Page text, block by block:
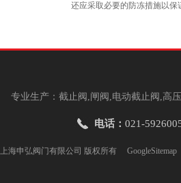
还应采取必要的防冻措施以
专业生产：截止阀,闸阀,电动截止阀,高
电话： 021-
上海申弘阀门有限公司 版权所有 GoogleSitemap